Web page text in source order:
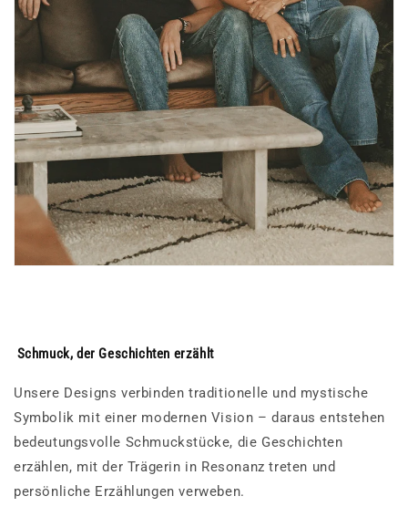
Schmuck, der Geschichten erzählt
Unsere Designs verbinden traditionelle und mystische
Symbolik mit einer modernen Vision – daraus entstehen
bedeutungsvolle Schmuckstücke, die Geschichten
erzählen, mit der Trägerin in Resonanz treten und
persönliche Erzählungen verweben.